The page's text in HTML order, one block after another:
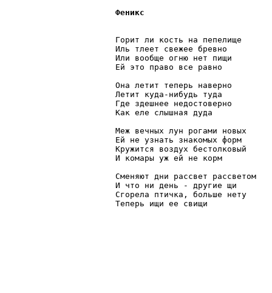
Феникс
Горит ли кость на пепелище
Иль тлеет свежее бревно
Или вообще огню нет пищи
Ей это право все равно
Она летит теперь наверно
Летит куда-нибудь туда
Где здешнее недостоверно
Как еле слышная дуда
Меж вечных лун рогами новых
Ей не узнать знакомых форм
Кружится воздух бестолковый
И комары уж ей не корм
Сменяют дни рассвет рассветом
И что ни день - другие щи
Сгорела птичка, больше нету
Теперь ищи ее свищи